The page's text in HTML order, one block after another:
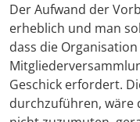
Der Aufwand der
erheblich und man
dass die
Geschick erfordert.
durchzuführen, wäre